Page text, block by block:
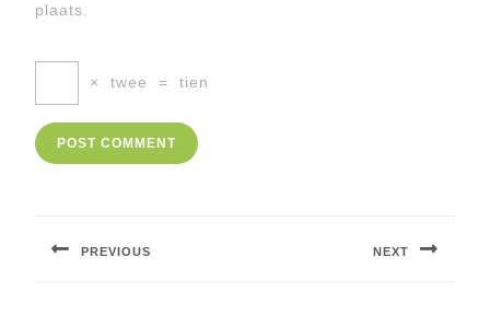
plaats.
× twee = tien
PREVIOUS NEXT